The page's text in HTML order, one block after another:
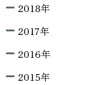
2018年
2017年
2016年
2015年